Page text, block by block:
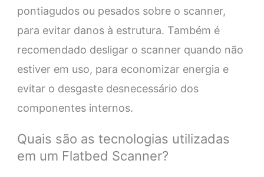
pontiagudos ou pesados sobre o scanner,
para evitar danos à estrutura. Também é
recomendado desligar o scanner quando não
estiver em uso, para economizar energia e
evitar o desgaste desnecessário dos
componentes internos.
Quais são as tecnologias utilizadas
em um Flatbed Scanner?